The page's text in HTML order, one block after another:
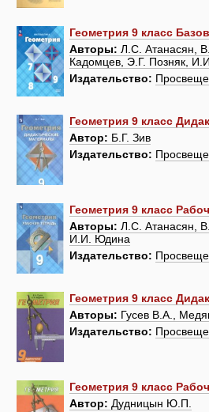
Геометрия 9 класс
Авторы: Л.С. Атанасян,
Кадомцев, Э.Г. Позняк,
Издательство:
Геометрия 9 класс
Автор: Б.Г. Зив
Издательство:
Геометрия 9 класс
Авторы: Л.С. Атанасян,
И.И. Юдина
Издательство:
Геометрия 9 класс
Авторы: Гусев В.А.,
Издательство:
Геометрия 9 класс
Автор: Дудницын Ю.П.